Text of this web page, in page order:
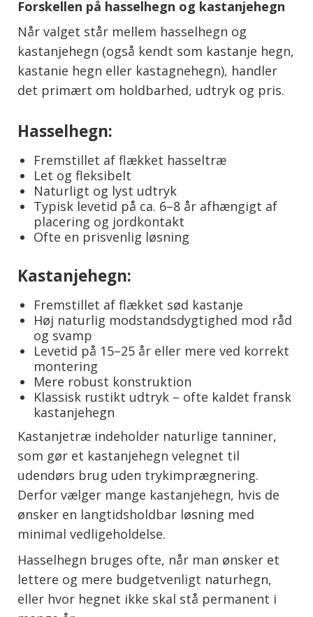
Forskellen på hasselhegn og kastanjehegn
Når valget står mellem hasselhegn og
kastanjehegn (også kendt som kastanje hegn,
kastanie hegn eller kastagnehegn), handler
det primært om holdbarhed, udtryk og pris.
Hasselhegn:
Fremstillet af flækket hasseltræ
Let og fleksibelt
Naturligt og lyst udtryk
Typisk levetid på ca. 6–8 år afhængigt af
placering og jordkontakt
Ofte en prisvenlig løsning
Kastanjehegn:
Fremstillet af flækket sød kastanje
Høj naturlig modstandsdygtighed mod råd
og svamp
Levetid på 15–25 år eller mere ved korrekt
montering
Mere robust konstruktion
Klassisk rustikt udtryk – ofte kaldet fransk
kastanjehegn
Kastanjetræ indeholder naturlige tanniner,
som gør et kastanjehegn velegnet til
udendørs brug uden trykimprægnering.
Derfor vælger mange kastanjehegn, hvis de
ønsker en langtidsholdbar løsning med
minimal vedligeholdelse.
Hasselhegn bruges ofte, når man ønsker et
lettere og mere budgetvenligt naturhegn,
eller hvor hegnet ikke skal stå permanent i